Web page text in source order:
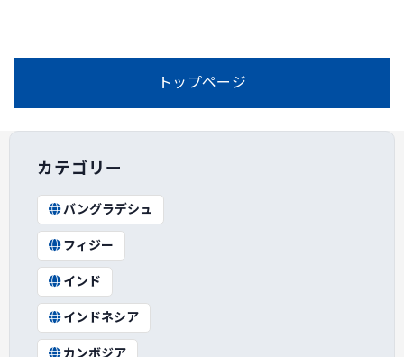
トップページ
カテゴリー
バングラデシュ
フィジー
インド
インドネシア
カンボジア